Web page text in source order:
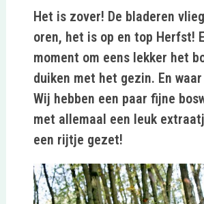
Het is zover! De bladeren
oren, het is op en top Herfst!
moment om eens lekker het
duiken met het gezin. En
Wij hebben een paar fijne
met allemaal een leuk
een rijtje gezet!